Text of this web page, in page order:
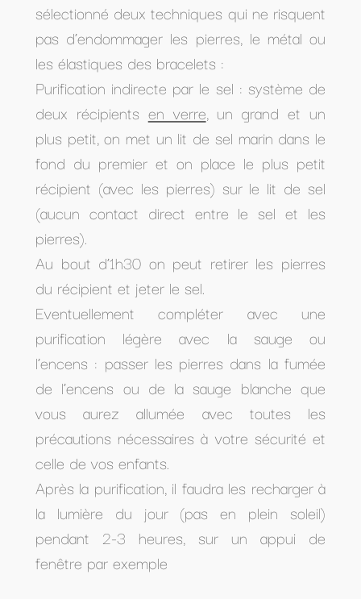
sélectionné deux techniques qui ne risquent
pas d’endommager les pierres, le métal ou
les élastiques des bracelets :
Purification indirecte par le sel : système de
deux récipients en verre, un grand et un
plus petit, on met un lit de sel marin dans le
fond du premier et on place le plus petit
récipient (avec les pierres) sur le lit de sel
(aucun contact direct entre le sel et les
pierres).
Au bout d’1h30 on peut retirer les pierres
du récipient et jeter le sel.
Eventuellement compléter avec une
purification légère avec la sauge ou
l’encens : passer les pierres dans la fumée
de l’encens ou de la sauge blanche que
vous aurez allumée avec toutes les
précautions nécessaires à votre sécurité et
celle de vos enfants.
Après la purification, il faudra les recharger à
la lumière du jour (pas en plein soleil)
pendant 2-3 heures, sur un appui de
fenêtre par exemple